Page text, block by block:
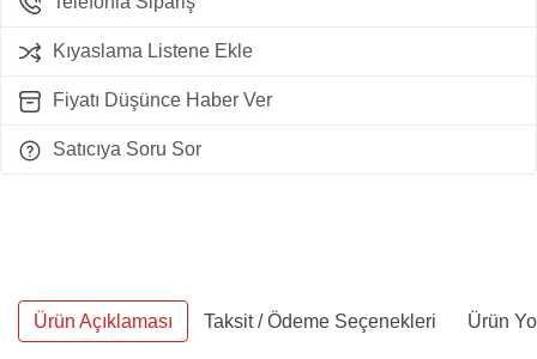
Kıyaslama Listene Ekle
Fiyatı Düşünce Haber Ver
Satıcıya Soru Sor
Ürün Açıklaması Taksit / Ödeme Seçenekleri Ürün